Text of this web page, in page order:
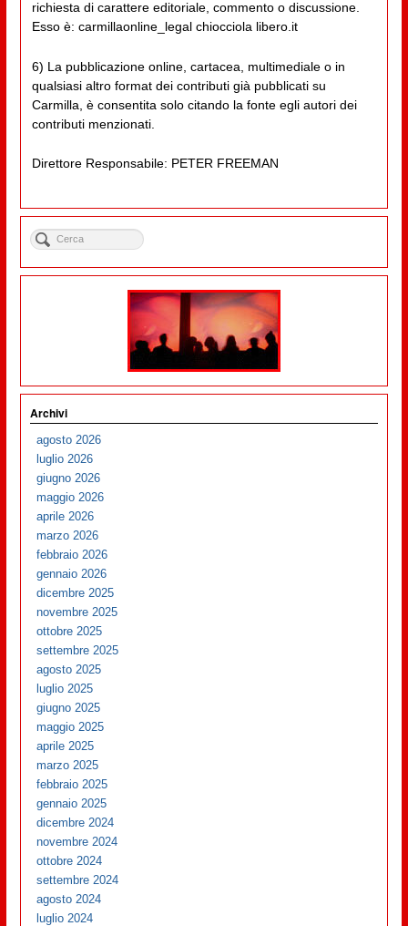
richiesta di carattere editoriale, commento o discussione.
Esso è: carmillaonline_legal chiocciola libero.it
6) La pubblicazione online, cartacea, multimediale o in
qualsiasi altro format dei contributi già pubblicati su
Carmilla, è consentita solo citando la fonte egli autori dei
contributi menzionati.
Direttore Responsabile: PETER FREEMAN
Archivi
agosto 2026
luglio 2026
giugno 2026
maggio 2026
aprile 2026
marzo 2026
febbraio 2026
gennaio 2026
dicembre 2025
novembre 2025
ottobre 2025
settembre 2025
agosto 2025
luglio 2025
giugno 2025
maggio 2025
aprile 2025
marzo 2025
febbraio 2025
gennaio 2025
dicembre 2024
novembre 2024
ottobre 2024
settembre 2024
agosto 2024
luglio 2024